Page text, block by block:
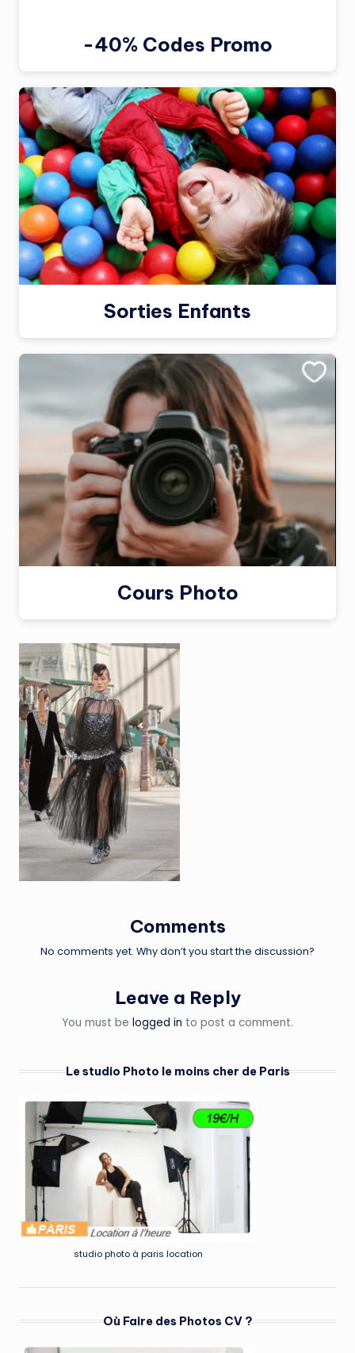
-40% Codes Promo
Sorties Enfants
Cours Photo
Comments
No comments yet. Why don’t you start the discussion?
Leave a Reply
You must be logged in to post a comment.
Le studio Photo le moins cher de Paris
studio photo à paris location
Où Faire des Photos CV ?